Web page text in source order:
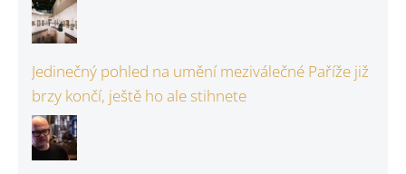
Jedinečný pohled na umění meziválečné Paříže již
brzy končí, ještě ho ale stihnete